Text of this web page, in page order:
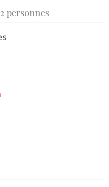
personnes